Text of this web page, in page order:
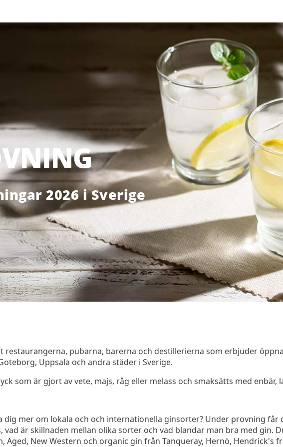
2026 i Sverige
restaurangerna, pubarna, barerna och destillerierna som erbjuder
Uppsala och andra städer i Sverige.
som är gjort av vete, majs, råg eller melass och smaksätts med
dig mer om lokala och och internationella ginsorter? Under provning
är skillnaden mellan olika sorter och vad blandar man bra med gin.
Aged, New Western och organic gin från Tanqueray, Hernö, Hendrick's